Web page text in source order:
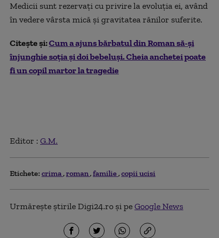
Medicii sunt rezervați cu privire la evoluția ei, având
în vedere vârsta mică și gravitatea rănilor suferite.
Citește și:Cum a ajuns bărbatul din Roman să-și
înjunghie soția și doi bebeluși. Cheia anchetei poate
fi un copil martor la tragedie
Editor : G.M.
Etichete: crima roman familie copii ucisi
Urmărește știrile Digi24.ro și peGoogle News